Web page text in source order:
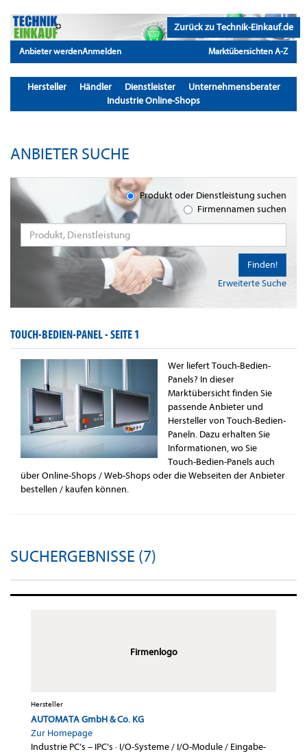
Zurück zu Technik-Einkauf.de
Anbieter werdenAnmelden Marktübersichten A-Z
Hersteller Händler Dienstleister
Unternehmensberater
Industrie Online-Shops
ANBIETER SUCHE
Produkt oder Dienstleistung suchen
Firmennamen suchen
Erweiterte Suche
Finden!
TOUCH-BEDIEN-PANEL -SEITE 1
Wer liefert Touch-Bedien-
Panels? In dieser
Marktübersicht finden Sie
passende Anbieter und
Hersteller von Touch-Bedien-
Paneln. Dazu erhalten Sie
Informationen, wo Sie
Touch-Bedien-Panels auch
über Online-Shops / Web-Shops oder die Webseiten der Anbieter
bestellen / kaufen können.
SUCHERGEBNISSE (7)
Firmenlogo
Hersteller
AUTOMATA GmbH & Co. KG
Zur Homepage
Industrie PC’s – IPC’s · I/O-Systeme / I/O-Module / Eingabe-